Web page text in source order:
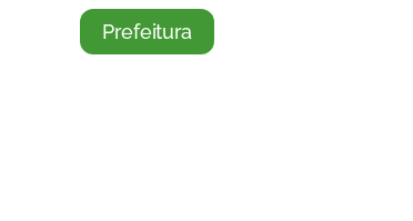
Prefeitura